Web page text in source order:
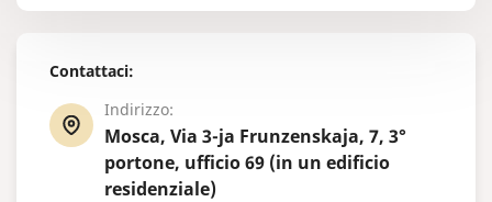
Contattaci:
Indirizzo:
Mosca, Via 3-ja Frunzenskaja, 7, 3°
portone, ufficio 69 (in un edificio
residenziale)